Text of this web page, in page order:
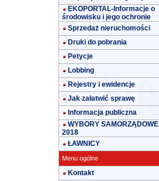
EKOPORTAL-Informacje o
środowisku i jego ochronie
Sprzedaż nieruchomości
Druki do pobrania
Petycje
Lobbing
Rejestry i ewidencje
Jak załatwić sprawę
Informacja publiczna
WYBORY SAMORZĄDOWE
2018
ŁAWNICY
Menu ogólne
Kontakt